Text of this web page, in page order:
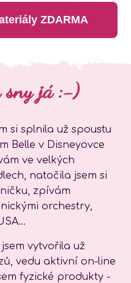
ZDARMA
sny já :-)
si splnila už spoustu
Belle v Disneyovce
ve velkých
natočila jsem si
zpívám
orchestry,
vytvořila už
vedu aktivní on-line
fyzické produkty -